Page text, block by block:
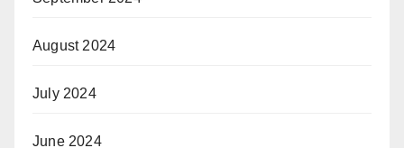
August 2024
July 2024
June 2024